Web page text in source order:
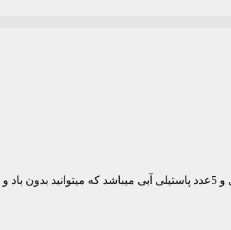
این دسته شامل 5عدد پولکی طلایی،5عدد پاستیلی صورتی و 5عدد پاستیلی یاسی و 5عدد پاستیلی لیمویی و 5عدد پاستیلی سبز آبی و 5عدد پاستیلی آبی میباشد که میتوانید